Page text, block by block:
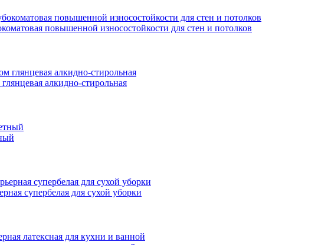
повышенной износостойкости для стен и потолков
алкидно-стирольная
супербелая для сухой уборки